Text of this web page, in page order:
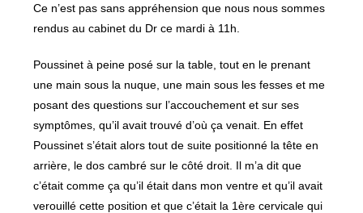
Ce n’est pas sans appréhension que nous nous sommes
rendus au cabinet du Dr ce mardi à 11h.
Poussinet à peine posé sur la table, tout en le prenant
une main sous la nuque, une main sous les fesses et me
posant des questions sur l’accouchement et sur ses
symptômes, qu’il avait trouvé d’où ça venait. En effet
Poussinet s’était alors tout de suite positionné la tête en
arrière, le dos cambré sur le côté droit. Il m’a dit que
c’était comme ça qu’il était dans mon ventre et qu’il avait
verouillé cette position et que c’était la 1ère cervicale qui